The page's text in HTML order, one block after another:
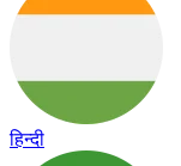
हिन्दी